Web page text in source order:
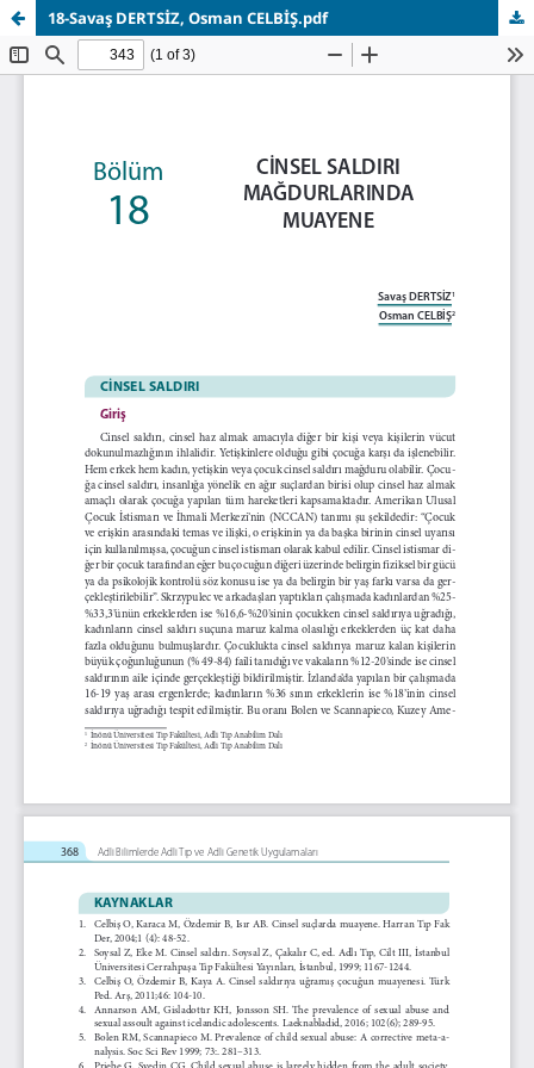
18-Savaş DERTSİZ, Osman CELBİŞ.pdf